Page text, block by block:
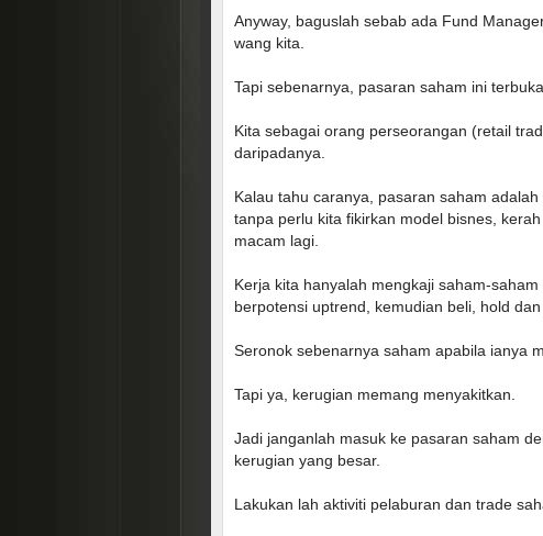
Anyway, baguslah sebab ada Fund
wang kita.
Tapi sebenarnya, pasaran saham ini
Kita sebagai orang perseorangan (retail
daripadanya.
Kalau tahu caranya, pasaran saham
tanpa perlu kita fikirkan model bisnes,
macam lagi.
Kerja kita hanyalah mengkaji saham-
berpotensi uptrend, kemudian beli, hold
Seronok sebenarnya saham apabila ianya
Tapi ya, kerugian memang menyakitkan.
Jadi janganlah masuk ke pasaran saham
kerugian yang besar.
Lakukan lah aktiviti pelaburan dan trade